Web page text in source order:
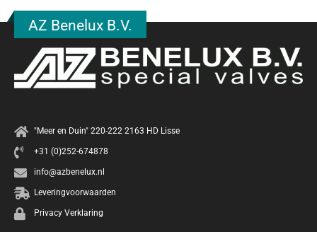
AZ Benelux B.V.
"Meer en Duin" 220-222 2163 HD Lisse
+31 (0)252-674878
info@azbenelux.nl
Leveringvoorwaarden
Privacy Verklaring